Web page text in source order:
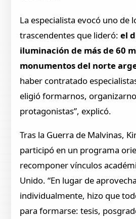
La especialista evocó uno de
trascendentes que lideró:el
iluminación de más de 60
monumentos del norte
haber contratado
eligió formarnos,
protagonistas”, explicó.
Tras la Guerra de Malvinas,
participó en un programa
recomponer vínculos
Unido. “En lugar de
individualmente, hizo que
para formarse: tesis,